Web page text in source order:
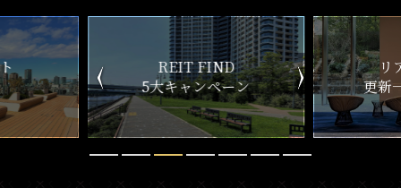
ン
リアルタイム
更新一覧チェック
新